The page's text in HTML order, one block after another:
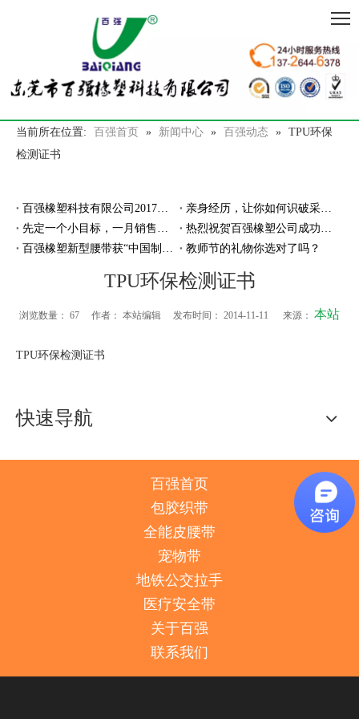
当前所在位置: 百强首页 » 新闻中心 » 百强动态 » TPU环保
检测证书
百强橡塑科技有限公司2017年年会暨年度总结大会
亲身经历，让你如何识破采购骗局
先定一个小目标，一月销售包胶织带2亿米
热烈祝贺百强橡塑公司成功办理进出口经营权
百强橡塑新型腰带获“中国制造之美”入围奖秘密
教师节的礼物你选对了吗？
TPU环保检测证书
浏览数量： 67 作者： 本站编辑 发布时间： 2014-11-11 来源： 本站
TPU环保检测证书
快速导航
百强首页
包胶织带
全能皮腰带
宠物带
地铁公交拉手
医疗安全带
关于百强
联系我们